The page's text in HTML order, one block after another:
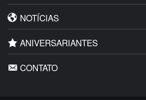
NOTÍCIAS
ANIVERSARIANTES
CONTATO